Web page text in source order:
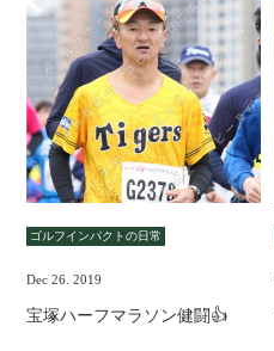
ゴルフインパクトの日常
Dec 26. 2019
宝塚ハーフマラソン健闘👍